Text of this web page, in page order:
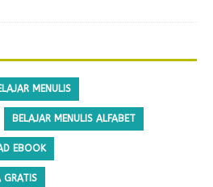
MENULIS
BELAJAR MENULIS ALFABET
EBOOK
GRATIS